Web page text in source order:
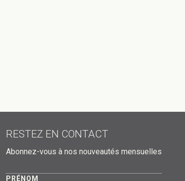
RESTEZ EN CONTACT
Abonnez-vous à nos nouveautés mensuelles
PRÉNOM